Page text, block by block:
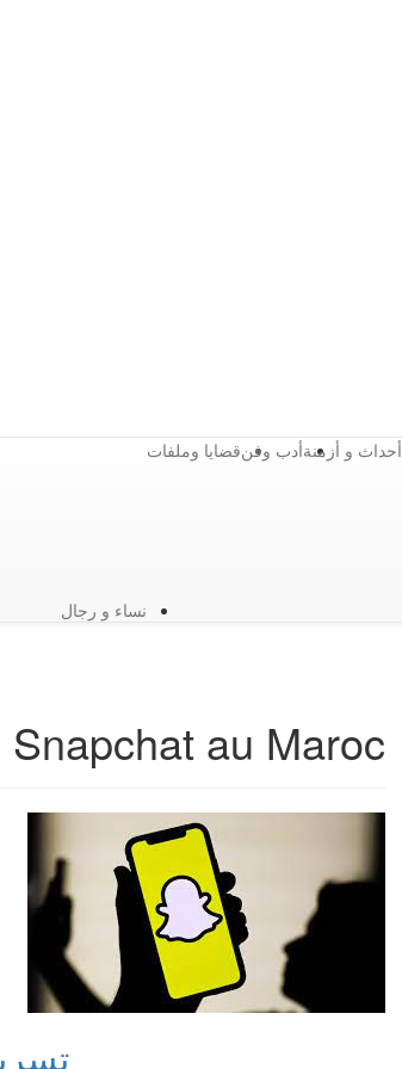
نساء و رجال
قضايا وملفاتأدب وفنأحداث و أزمنة
au Maroc